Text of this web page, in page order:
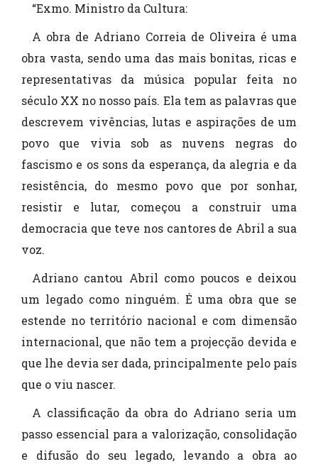
“Exmo. Ministro da Cultura:
A obra de Adriano Correia de Oliveira é uma
obra vasta, sendo uma das mais bonitas, ricas e
representativas da música popular feita no
século XX no nosso país. Ela tem as palavras que
descrevem vivências, lutas e aspirações de um
povo que vivia sob as nuvens negras do
fascismo e os sons da esperança, da alegria e da
resistência, do mesmo povo que por sonhar,
resistir e lutar, começou a construir uma
democracia que teve nos cantores de Abril a sua
voz.
Adriano cantou Abril como poucos e deixou
um legado como ninguém. É uma obra que se
estende no território nacional e com dimensão
internacional, que não tem a projecção devida e
que lhe devia ser dada, principalmente pelo país
que o viu nascer.
A classificação da obra do Adriano seria um
passo essencial para a valorização, consolidação
e difusão do seu legado, levando a obra ao